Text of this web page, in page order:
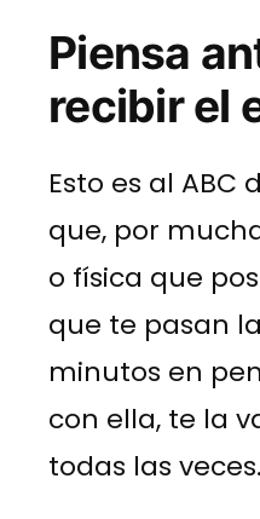
Piensa
recibir el
Esto es al ABC
que, por
o física que
que te pasan
minutos en
con ella, te la
todas las veces.